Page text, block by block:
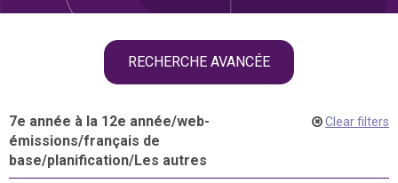
RECHERCHE AVANCÉE
7e année à la 12e année/web-
émissions/français de
base/planification/Les autres
Clear filters